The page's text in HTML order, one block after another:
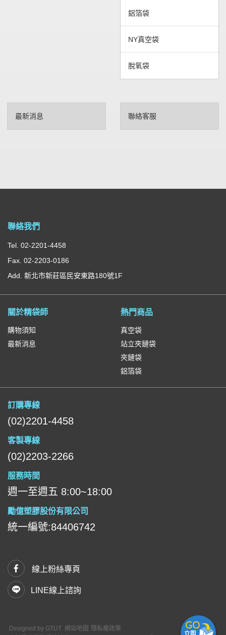
鋁箔袋
NY真空袋
脫氧袋
最新消息 聯絡客服
聯絡我們
Tel. 02-2201-4458
Fax. 02-2203-0186
Add. 新北市新莊區民安東路180號1F
關於精袋師
購物須知
最新消息
熱門商品
真空袋
站立夾鏈袋
夾鏈袋
鋁箔袋
訂購專線
(02)2201-4458
客製專線
(02)2203-2266
服務時間
週一至週五 8:00~18:00
勵億塑膠股份有限公司
統一編號:84406742
線上粉絲專頁
LINE線上諮詢
Designed by GTUT 網站地圖
隱私權政策